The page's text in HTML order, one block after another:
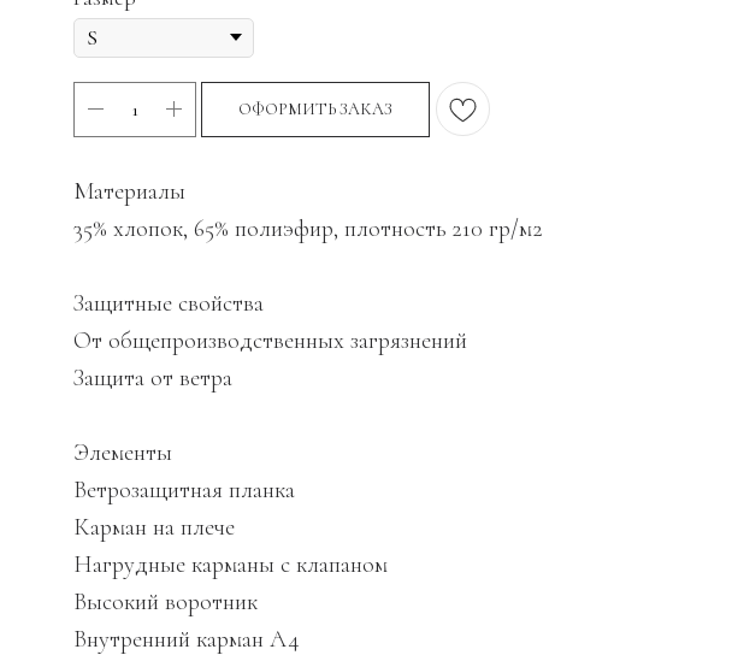
ОФОРМИТЬ ЗАКАЗ
Материалы
35% хлопок, 65% полиэфир, плотность 210 гр/м2
Защитные свойства
От общепроизводственных загрязнений
Защита от ветра
Элементы
Ветрозащитная планка
Карман на плече
Нагрудные карманы с клапаном
Высокий воротник
Внутренний карман A4